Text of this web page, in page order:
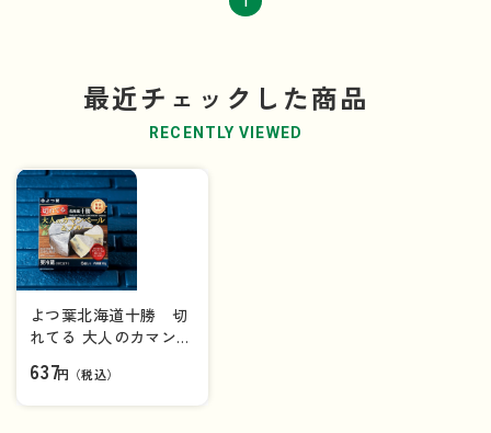
最近チェックした商品
RECENTLY VIEWED
よつ葉北海道十勝 切
れてる 大人のカマンベ
637円（税込）